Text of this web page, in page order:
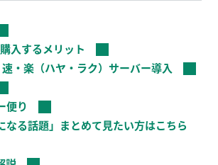
入するメリット
・楽（ハヤ・ラク）サーバー導入
便り
なる話題」まとめて見たい方はこちら